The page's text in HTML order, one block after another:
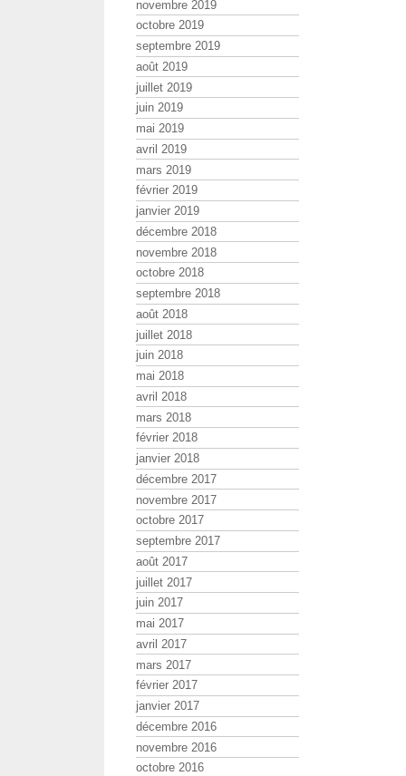
novembre 2019
octobre 2019
septembre 2019
août 2019
juillet 2019
juin 2019
mai 2019
avril 2019
mars 2019
février 2019
janvier 2019
décembre 2018
novembre 2018
octobre 2018
septembre 2018
août 2018
juillet 2018
juin 2018
mai 2018
avril 2018
mars 2018
février 2018
janvier 2018
décembre 2017
novembre 2017
octobre 2017
septembre 2017
août 2017
juillet 2017
juin 2017
mai 2017
avril 2017
mars 2017
février 2017
janvier 2017
décembre 2016
novembre 2016
octobre 2016